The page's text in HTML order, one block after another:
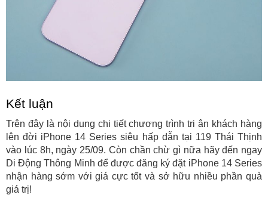
Kết luận
Trên đây là nội dung chi tiết chương trình tri ân khách hàng
lên đời iPhone 14 Series siêu hấp dẫn tại 119 Thái Thịnh
vào lúc 8h, ngày 25/09. Còn chần chừ gì nữa hãy đến ngay
Di Động Thông Minh để được đăng ký đặt iPhone 14 Series
nhận hàng sớm với giá cực tốt và sở hữu nhiều phần quà
giá trị!